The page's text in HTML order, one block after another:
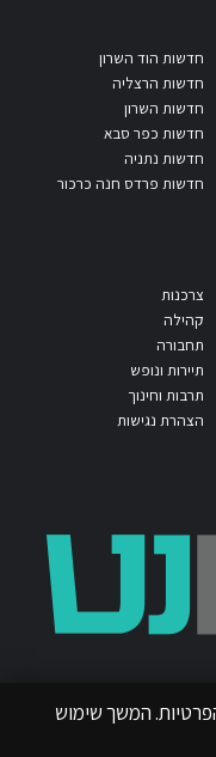
חדשות הוד השרון
חדשות הרצליה
חדשות השרון
חדשות כפר סבא
חדשות נתניה
חדשות פרדס חנה כרכור
צרכנות
קהילה
תחבורה
תיירות ונופש
תרבות וחינוך
הצהרת נגישות
המשך שימוש